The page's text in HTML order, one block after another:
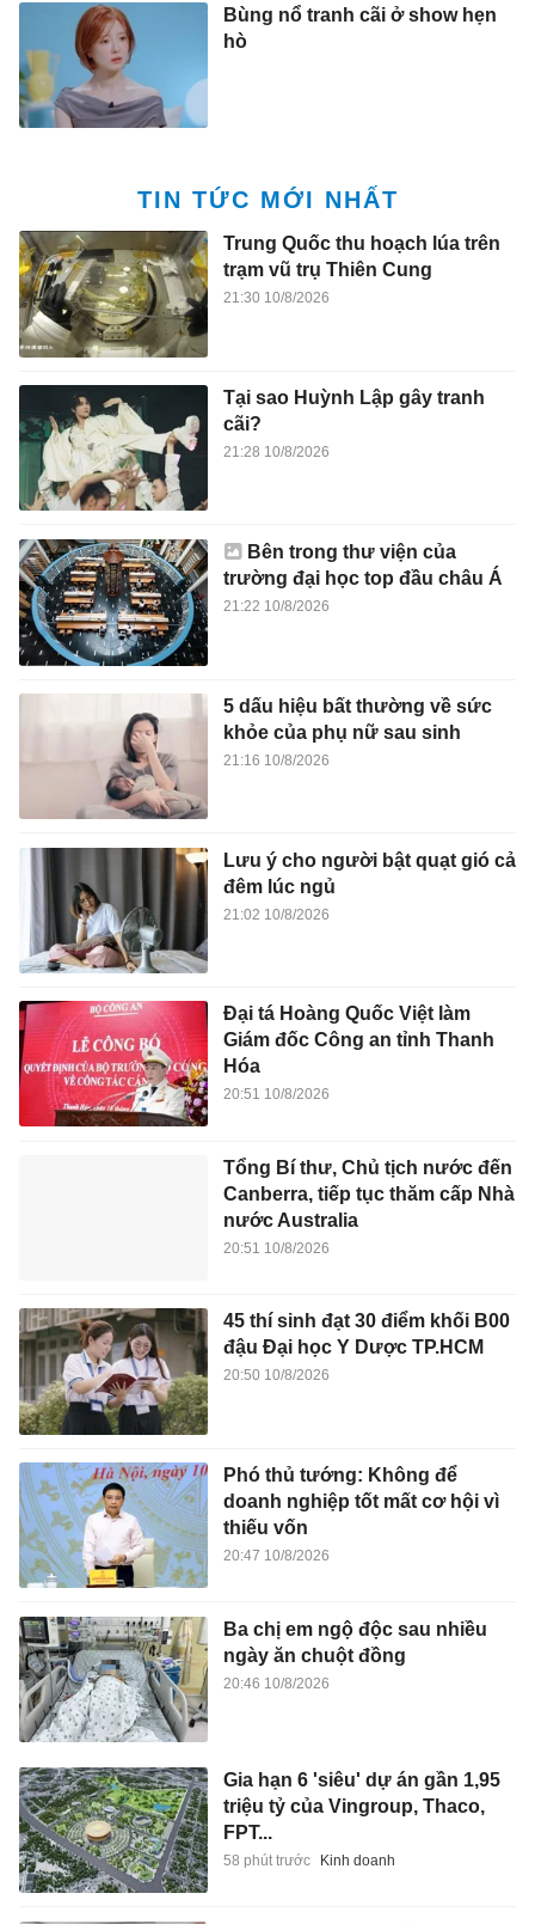
Bùng nổ tranh cãi ở show hẹn
hò
TIN TỨC MỚI NHẤT
Trung Quốc thu hoạch lúa trên
trạm vũ trụ Thiên Cung
21:30 10/8/2026
Tại sao Huỳnh Lập gây tranh
cãi?
21:28 10/8/2026
Bên trong thư viện của
trường đại học top đầu châu Á
21:22 10/8/2026
5 dấu hiệu bất thường về sức
khỏe của phụ nữ sau sinh
21:16 10/8/2026
Lưu ý cho người bật quạt gió cả
đêm lúc ngủ
21:02 10/8/2026
Đại tá Hoàng Quốc Việt làm
Giám đốc Công an tỉnh Thanh
Hóa
20:51 10/8/2026
Tổng Bí thư, Chủ tịch nước đến
Canberra, tiếp tục thăm cấp Nhà
nước Australia
20:51 10/8/2026
45 thí sinh đạt 30 điểm khối B00
đậu Đại học Y Dược TP.HCM
20:50 10/8/2026
Phó thủ tướng: Không để
doanh nghiệp tốt mất cơ hội vì
thiếu vốn
20:47 10/8/2026
Ba chị em ngộ độc sau nhiều
ngày ăn chuột đồng
20:46 10/8/2026
Gia hạn 6 'siêu' dự án gần 1,95
triệu tỷ của Vingroup, Thaco,
FPT...
58 phút trước Kinh doanh